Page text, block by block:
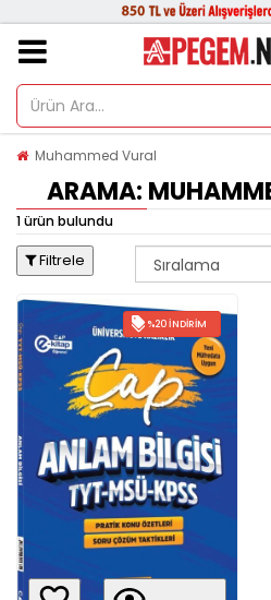
Muhammed Vural
ARAMA:
1 ürün bulundu
Filtrele
%20 İNDIRIM